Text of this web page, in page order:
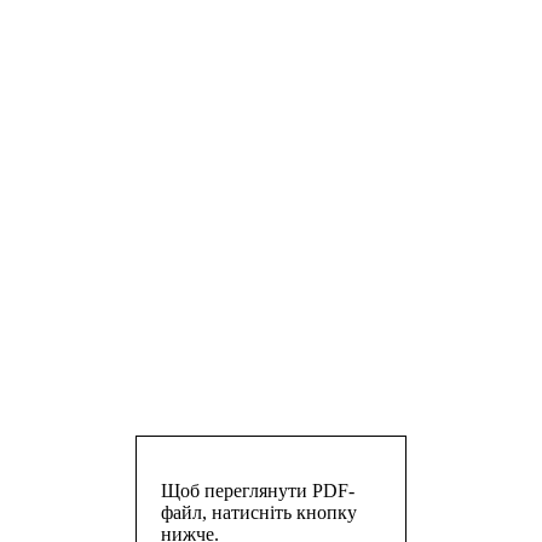
Щоб переглянути PDF-
файл, натисніть кнопку
нижче.